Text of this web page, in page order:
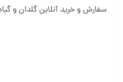
سفارش و خرید آنلاین گلدان و